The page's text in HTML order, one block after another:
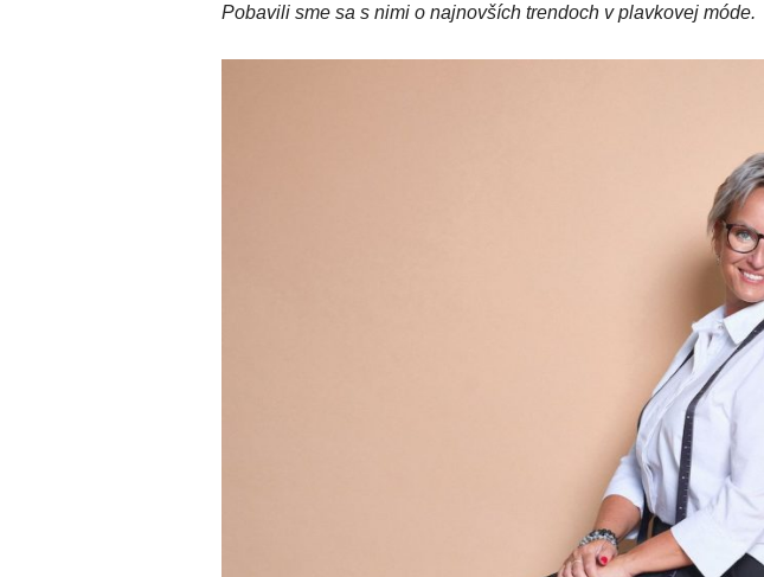
Pobavili sme sa s nimi o najnovších trendoch v plavkovej móde.